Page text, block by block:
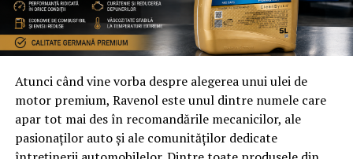
Alegerea cadoului pentru partener e ca o mini-dramă
romantică cu happy-end… speri tu. Te gândești la ce-i
place, la ce i-ar folosi, la ce îl va surprinde, și totuși, în
mintea ta, fiecare idee e fie „prea clasică”, fie „prea
extravagantă”. La final, ajungi să-l alegi cu un zâmbet
Atunci când vine vorba despre alegerea unui ulei de
motor premium, Ravenol este unul dintre numele care
apar tot mai des în recomandările mecanicilor, ale
pasionaților auto și ale comunităților dedicate